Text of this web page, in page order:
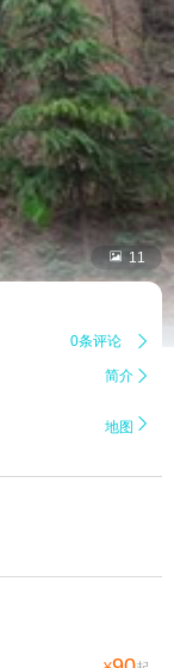
 11
0条评论 
简介 
地图 